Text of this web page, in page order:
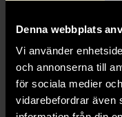
Denna webbplats
Vi använder
och annonserna till
för sociala medier
vidarebefordrar även
S. G. Prince
279 kr
Beställ